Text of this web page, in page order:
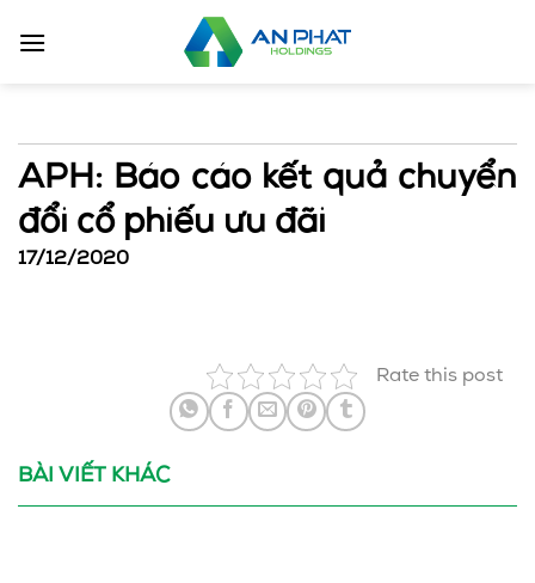
qua
APH: Báo cáo kết quả chuyển
đổi cổ phiếu ưu đãi
17/12/2020
Rate this post
BÀI VIẾT KHÁC